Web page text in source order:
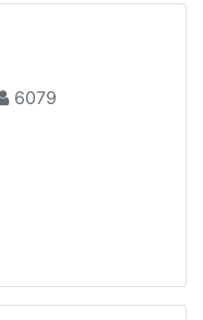
6079